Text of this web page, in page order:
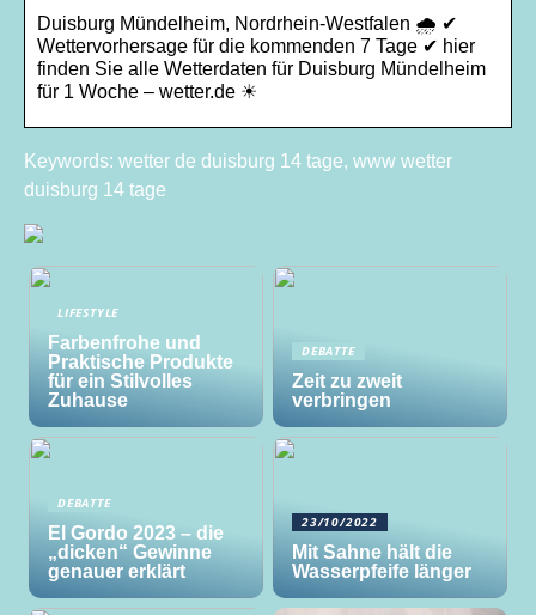
Duisburg Mündelheim, Nordrhein-Westfalen 🌧️ ✔
Wettervorhersage für die kommenden 7 Tage ✔ hier
finden Sie alle Wetterdaten für Duisburg Mündelheim
für 1 Woche – wetter.de ☀
Keywords: wetter de duisburg 14 tage, www wetter
duisburg 14 tage
LIFESTYLE
Farbenfrohe und
Praktische Produkte
für ein Stilvolles
Zuhause
DEBATTE
Zeit zu zweit
verbringen
DEBATTE
El Gordo 2023 – die
„dicken“ Gewinne
genauer erklärt
23/10/2022
Mit Sahne hält die
Wasserpfeife länger